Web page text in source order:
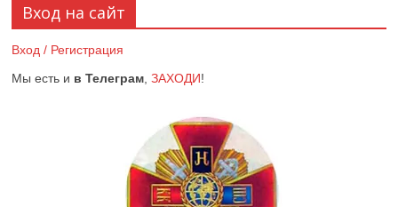
Вход на сайт
Вход / Регистрация
Мы есть и в Телеграм ,ЗАХОДИ!